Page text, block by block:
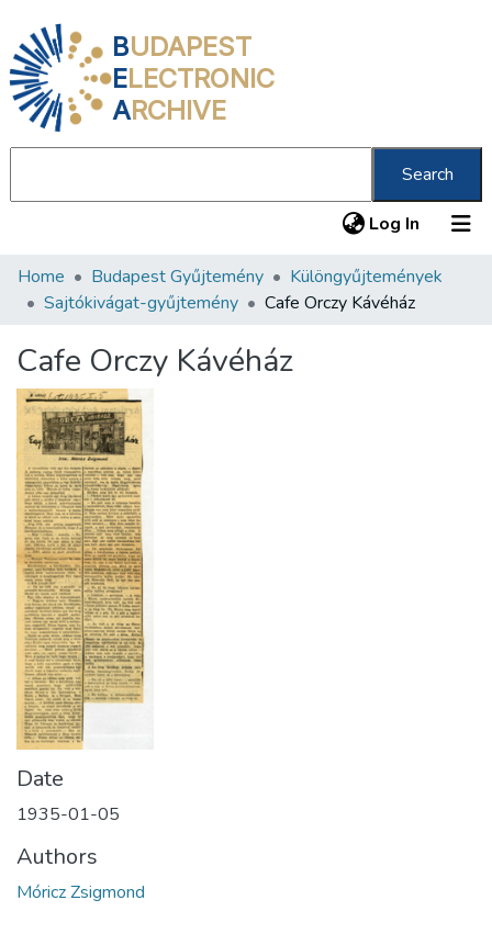
BUDAPEST
ELECTRONIC
ARCHIVE
Search
Log In (current)
Communities & Collections
Statistics
About us
Home Budapest Gyűjtemény
Különgyűjtemények
Sajtókivágat-gyűjtemény
Cafe Orczy Kávéház
Cafe Orczy Kávéház
Date
1935-01-05
Authors
Móricz Zsigmond